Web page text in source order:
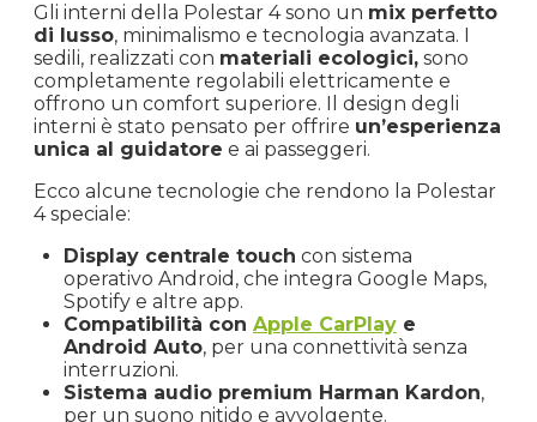
Gli interni della Polestar 4 sono un mix perfetto
di lusso, minimalismo e tecnologia avanzata. I
sedili, realizzati con materiali ecologici, sono
completamente regolabili elettricamente e
offrono un comfort superiore. Il design degli
interni è stato pensato per offrire un’esperienza
unica al guidatore e ai passeggeri.
Ecco alcune tecnologie che rendono la Polestar
4 speciale:
Display centrale touch con sistema
operativo Android, che integra Google Maps,
Spotify e altre app.
Compatibilità con Apple CarPlay e
Android Auto, per una connettività senza
interruzioni.
Sistema audio premium Harman Kardon,
per un suono nitido e avvolgente.